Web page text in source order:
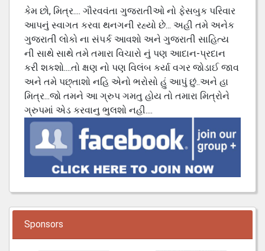
કેમ છો, મિત્ર.... ગૌરવવંતા ગુજરાતીઓ નો ફેસબુક પરિવાર
આપનું સ્વાગત કરવા થનગની રહ્યો છે... અહી તમે અનેક
ગુજરાતી લોકો ના સંપર્ક આવશો અને ગુજરાતી સાહિત્ય
ની સાથે સાથે તમે તમારા વિચારો નું પણ આદાન-પ્રદાન
કરી શકશો....તો ક્ષણ નો પણ વિલંબ કર્યા વગર જોડાઈ જાવ
અને તમે પછ્તાશો નહિ એનો ભરોસો હું આપું છું..અને હા
મિત્ર...જો તમને આ ગ્રુપ ગમતુ હોય તો તમારા મિત્રોને
ગ્રુપમાં એડ કરવાનુ ભુલશો નહી....
Sponsors